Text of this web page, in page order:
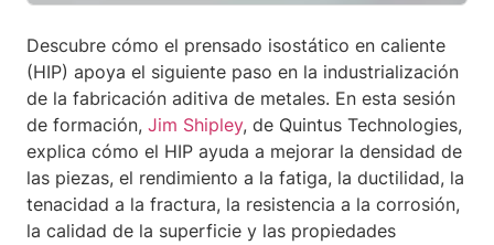
Descubre cómo el prensado isostático en caliente
(HIP) apoya el siguiente paso en la industrialización
de la fabricación aditiva de metales. En esta sesión
de formación, Jim Shipley, de Quintus Technologies,
explica cómo el HIP ayuda a mejorar la densidad de
las piezas, el rendimiento a la fatiga, la ductilidad, la
tenacidad a la fractura, la resistencia a la corrosión,
la calidad de la superficie y las propiedades